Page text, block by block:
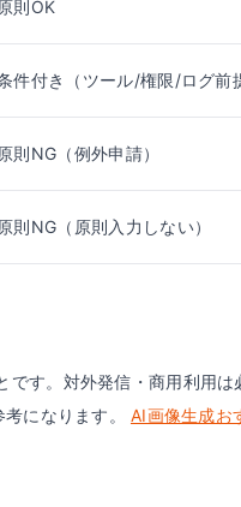
原則OK
件付き（ツール/権限/ログ前
原則NG（例外申請）
原則NG（原則入力しない）
です。対外発信・商用利用は
になります。
AI画像生成お